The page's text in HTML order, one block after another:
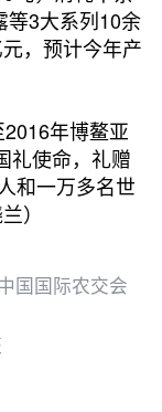
等3大系列10余
，预计今年产
年博鳌亚
礼使命，礼赠
和一万多名世
）
国国际农交会